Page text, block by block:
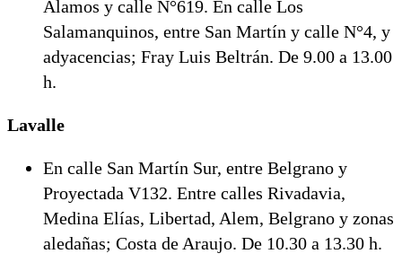
Álamos y calle N°619. En calle Los
Salamanquinos, entre San Martín y calle N°4, y
adyacencias; Fray Luis Beltrán. De 9.00 a 13.00
h.
Lavalle
En calle San Martín Sur, entre Belgrano y
Proyectada V132. Entre calles Rivadavia,
Medina Elías, Libertad, Alem, Belgrano y zonas
aledañas; Costa de Araujo. De 10.30 a 13.30 h.